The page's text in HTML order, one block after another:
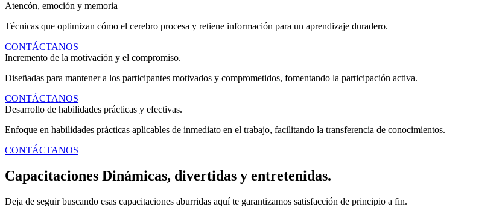
Atencón, emoción y memoria
Técnicas que optimizan cómo el cerebro procesa y retiene información para un aprendizaje duradero.
CONTÁCTANOS
Incremento de la motivación y el compromiso.
Diseñadas para mantener a los participantes motivados y comprometidos, fomentando la participación activa.
CONTÁCTANOS
Desarrollo de habilidades prácticas y efectivas.
Enfoque en habilidades prácticas aplicables de inmediato en el trabajo, facilitando la transferencia de conocimientos.
CONTÁCTANOS
Capacitaciones Dinámicas, divertidas y entretenidas.
Deja de seguir buscando esas capacitaciones aburridas aquí te garantizamos satisfacción de principio a fin.